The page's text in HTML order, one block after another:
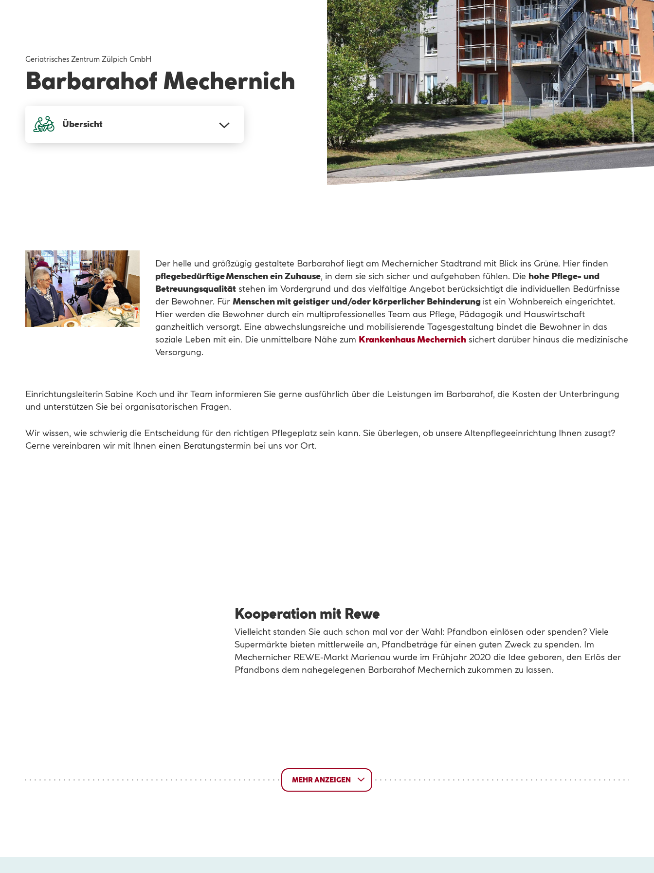
Geriatrisches Zentrum Zülpich GmbH
Barbarahof Mechernich
Übersicht
Der helle und größzügig gestaltete Barbarahof liegt am Mechernicher Stadtrand mit Blick ins Grüne. Hier finden
pflegebedürftige Menschen ein Zuhause, in dem sie sich sicher und aufgehoben fühlen. Die hohe Pflege- und
Betreuungsqualitätstehen im Vordergrund und das vielfältige Angebot berücksichtigt die individuellen Bedürfnisse
der Bewohner. Für Menschen mit geistiger und/oder körperlicher Behinderungist ein Wohnbereich eingerichtet.
Hier werden die Bewohner durch ein multiprofessionelles Team aus Pflege, Pädagogik und Hauswirtschaft
ganzheitlich versorgt. Eine abwechslungsreiche und mobilisierende Tagesgestaltung bindet die Bewohner in das
soziale Leben mit ein. Die unmittelbare Nähe zum Krankenhaus Mechernichsichert darüber hinaus die medizinische
Versorgung.
Einrichtungsleiterin Sabine Koch und ihr Team informieren Sie gerne ausführlich über die Leistungen im Barbarahof, die Kosten der Unterbringung
und unterstützen Sie bei organisatorischen Fragen.
Wir wissen, wie schwierig die Entscheidung für den richtigen Pflegeplatz sein kann. Sie überlegen, ob unsere Altenpflegeeinrichtung Ihnen zusagt?
Gerne vereinbaren wir mit Ihnen einen Beratungstermin bei uns vor Ort.
Kooperation mit Rewe
Vielleicht standen Sie auch schon mal vor der Wahl: Pfandbon einlösen oder spenden? Viele
Supermärkte bieten mittlerweile an, Pfandbeträge für einen guten Zweck zu spenden. Im
Mechernicher REWE-Markt Marienau wurde im Frühjahr 2020 die Idee geboren, den Erlös der
Pfandbons dem nahegelegenen Barbarahof Mechernich zukommen zu lassen.
MEHR ANZEIGEN